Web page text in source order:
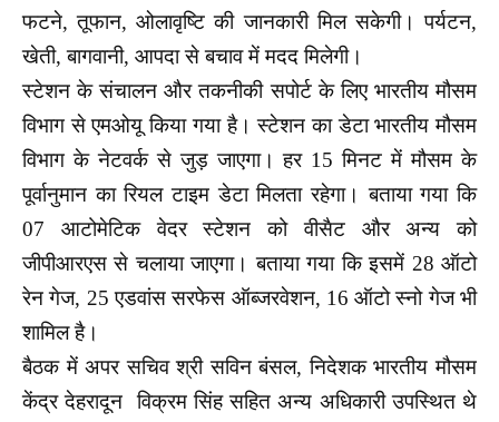
फटने, तूफान, ओलावृष्टि की जानकारी मिल सकेगी। पर्यटन,
खेती, बागवानी, आपदा से बचाव में मदद मिलेगी।
स्टेशन के संचालन और तकनीकी सपोर्ट के लिए भारतीय मौसम
विभाग से एमओयू किया गया है। स्टेशन का डेटा भारतीय मौसम
विभाग के नेटवर्क से जुड़ जाएगा। हर 15 मिनट में मौसम के
पूर्वानुमान का रियल टाइम डेटा मिलता रहेगा। बताया गया कि
07 आटोमेटिक वेदर स्टेशन को वीसैट और अन्य को
जीपीआरएस से चलाया जाएगा। बताया गया कि इसमें 28 ऑटो
रेन गेज, 25 एडवांस सरफेस ऑब्जरवेशन, 16 ऑटो स्नो गेज भी
शामिल है।
बैठक में अपर सचिव श्री सविन बंसल, निदेशक भारतीय मौसम
केंद्र देहरादून विक्रम सिंह सहित अन्य अधिकारी उपस्थित थे